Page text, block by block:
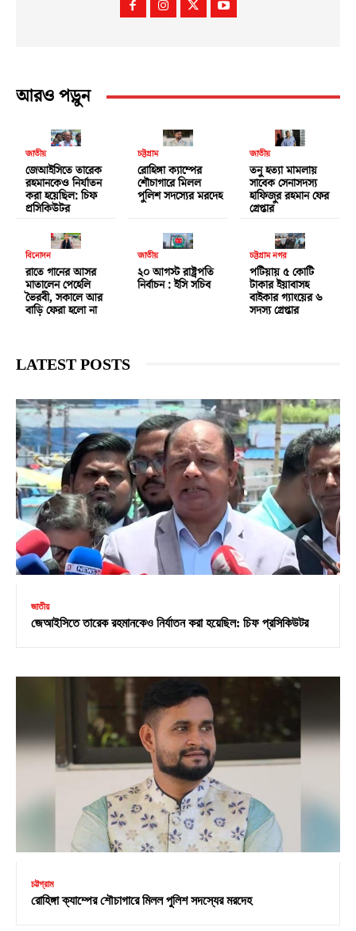
আরও পড়ুন
জাতীয়
জেআইসিতে তারেক
রহমানকেও নির্যাতন
করা হয়েছিল: চিফ
প্রসিকিউটর
চট্টগ্রাম
রোহিঙ্গা ক্যাম্পের
শৌচাগারে মিলল
পুলিশ সদস্যের মরদেহ
জাতীয়
তনু হত্যা মামলায়
সাবেক সেনাসদস্য
হাফিজুর রহমান ফের
গ্রেপ্তার
বিনোদন
রাতে গানের আসর
মাতালেন পেহেলি
ভৈরবী, সকালে আর
বাড়ি ফেরা হলো না
জাতীয়
২০ আগস্ট রাষ্ট্রপতি
নির্বাচন : ইসি সচিব
চট্টগ্রাম নগর
পটিয়ায় ৫ কোটি
টাকার ইয়াবাসহ
বাইকার গ্যাংয়ের ৬
সদস্য গ্রেপ্তার
LATEST POSTS
জাতীয়
জেআইসিতে তারেক রহমানকেও নির্যাতন করা হয়েছিল: চিফ প্রসিকিউটর
চট্টগ্রাম
রোহিঙ্গা ক্যাম্পের শৌচাগারে মিলল পুলিশ সদস্যের মরদেহ